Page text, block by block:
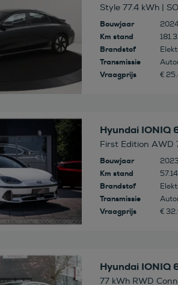
Style 77.4 kWh |
Bouwjaar
Km stand
Brandstof
Transmissie
Vraagprijs €
Hyundai IONIQ
First Edition AWD
Bouwjaar
Km stand
Brandstof
Transmissie
Vraagprijs €
Hyundai IONIQ
77 kWh RWD